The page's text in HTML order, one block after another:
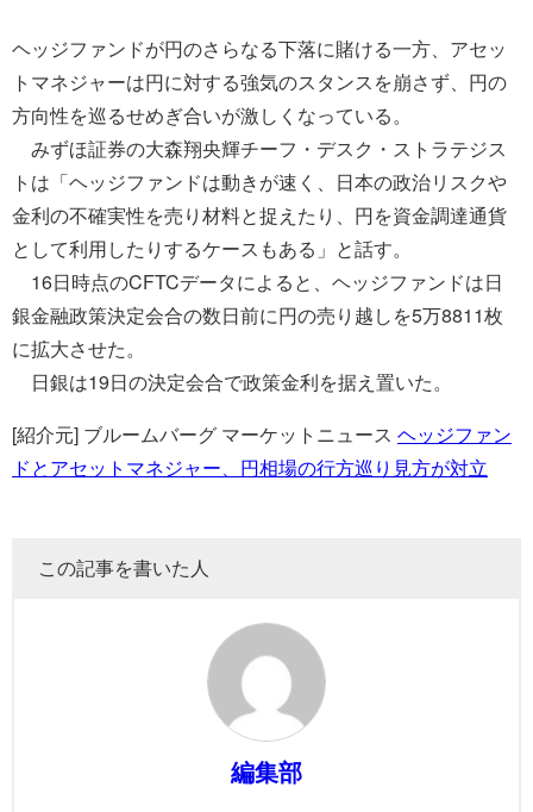
ヘッジファンドが円のさらなる下落に賭ける一方、アセッ
トマネジャーは円に対する強気のスタンスを崩さず、円の
方向性を巡るせめぎ合いが激しくなっている。
みずほ証券の大森翔央輝チーフ・デスク・ストラテジス
トは「ヘッジファンドは動きが速く、日本の政治リスクや
金利の不確実性を売り材料と捉えたり、円を資金調達通貨
として利用したりするケースもある」と話す。
16日時点のCFTCデータによると、ヘッジファンドは日
銀金融政策決定会合の数日前に円の売り越しを5万8811枚
に拡大させた。
日銀は19日の決定会合で政策金利を据え置いた。
[紹介元] ブルームバーグ マーケットニュース ヘッジファン
ドとアセットマネジャー、円相場の行方巡り見方が対立
この記事を書いた人
編集部